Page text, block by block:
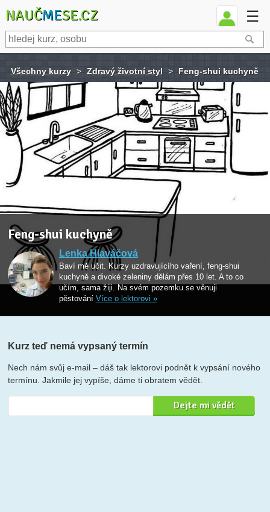
NAUČMESE.CZ ☰
Všechny kurzy > Zdravý životní styl > Feng-shui kuchyně
Feng-shui kuchyně
Lenka Hlaváčová
Baví mě učit. Kurzy uzdravujícího vaření, feng-shui
kuchyně a divoké zeleniny dělám přes 10 let. A to co
učím, sama žiji. Na svém pozemku se věnuji
pěstování Více o lektorovi »
Kurz teď nemá vypsaný termín
Nech nám svůj e-mail – dáš tak lektorovi podnět k vypsání nového
termínu. Jakmile jej vypíše, dáme ti obratem vědět.